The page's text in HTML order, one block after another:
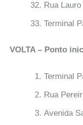
Rua
Terminal
VOLTA – Ponto
Terminal
Rua
Avenida